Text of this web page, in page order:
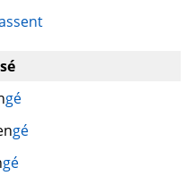
gé
gé
gé